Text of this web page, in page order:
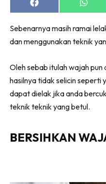
Share
on
Share
on
Sebenarnya masih ramai
dan menggunakan teknik
Oleh sebab itulah wajah
hasilnya tidak selicin seperti
dapat dielak jika anda
teknik teknik yang betul.
BERSIHKAN